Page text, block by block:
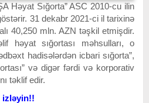
Həyat Sığorta” ASC 2010-cu ilin
31 dekabr 2021-ci il tarixinə
40,250 mln. AZN təşkil etmişdir.
həyat sığortası məhsulları, o
hadisələrdən icbari sığorta”,
və digər fərdi və korporativ
təklif edir.
izləyin!!